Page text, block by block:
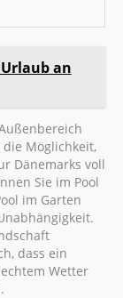
an
Möglichkeit,
Dänemarks voll
Sie im Pool
im Garten
dass ein
Wetter